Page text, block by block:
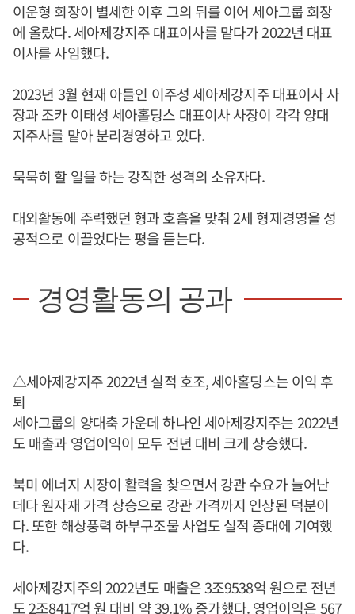
이운형 회장이 별세한 이후 그의 뒤를 이어 세아그룹 회장
에 올랐다. 세아제강지주 대표이사를 맡다가 2022년 대표
이사를 사임했다.
2023년 3월 현재 아들인 이주성 세아제강지주 대표이사 사
장과 조카 이태성 세아홀딩스 대표이사 사장이 각각 양대
지주사를 맡아 분리경영하고 있다.
묵묵히 할 일을 하는 강직한 성격의 소유자다.
대외활동에 주력했던 형과 호흡을 맞춰 2세 형제경영을 성
공적으로 이끌었다는 평을 듣는다.
경영활동의 공과
△세아제강지주 2022년 실적 호조, 세아홀딩스는 이익 후
퇴
세아그룹의 양대축 가운데 하나인 세아제강지주는 2022년
도 매출과 영업이익이 모두 전년 대비 크게 상승했다.
북미 에너지 시장이 활력을 찾으면서 강관 수요가 늘어난
데다 원자재 가격 상승으로 강관 가격까지 인상된 덕분이
다. 또한 해상풍력 하부구조물 사업도 실적 증대에 기여했
다.
세아제강지주의 2022년도 매출은 3조9538억 원으로 전년
도 2조8417억 원 대비 약 39.1% 증가했다. 영업이익은 567